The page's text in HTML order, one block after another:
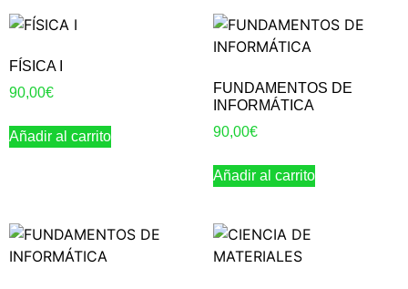
FÍSICA I
90,00€
Añadir al carrito
FUNDAMENTOS DE
INFORMÁTICA
90,00€
Añadir al carrito